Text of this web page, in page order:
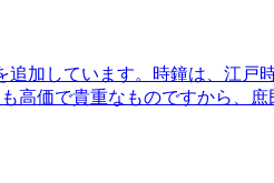
追加しています。時鐘は、江
高価で貴重なものですから、